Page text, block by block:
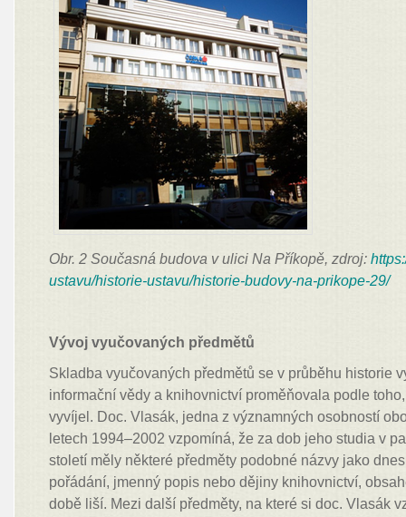
Obr. 2 Současná budova v ulici Na Příkopě, zdroj:
ustavu/historie-ustavu/historie-budovy-na-prikope-29/
Vývoj vyučovaných předmětů
Skladba vyučovaných předmětů se v průběhu historie
informační vědy a knihovnictví proměňovala podle
vyvíjel. Doc. Vlasák, jedna z významných osobností
letech 1994–2002 vzpomíná, že za dob jeho studia v
století měly některé předměty podobné názvy jako
pořádání, jmenný popis nebo dějiny knihovnictví,
době liší. Mezi další předměty, na které si doc. Vlasák